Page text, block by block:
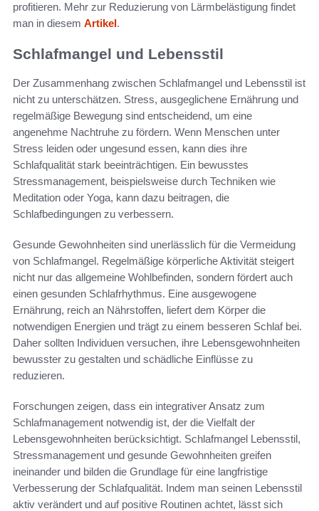
profitieren. Mehr zur Reduzierung von Lärmbelästigung findet
man in diesem Artikel .
Schlafmangel und Lebensstil
Der Zusammenhang zwischen Schlafmangel und Lebensstil ist
nicht zu unterschätzen. Stress, ausgeglichene Ernährung und
regelmäßige Bewegung sind entscheidend, um eine
angenehme Nachtruhe zu fördern. Wenn Menschen unter
Stress leiden oder ungesund essen, kann dies ihre
Schlafqualität stark beeinträchtigen. Ein bewusstes
Stressmanagement, beispielsweise durch Techniken wie
Meditation oder Yoga, kann dazu beitragen, die
Schlafbedingungen zu verbessern.
Gesunde Gewohnheiten sind unerlässlich für die Vermeidung
von Schlafmangel. Regelmäßige körperliche Aktivität steigert
nicht nur das allgemeine Wohlbefinden, sondern fördert auch
einen gesunden Schlafrhythmus. Eine ausgewogene
Ernährung, reich an Nährstoffen, liefert dem Körper die
notwendigen Energien und trägt zu einem besseren Schlaf bei.
Daher sollten Individuen versuchen, ihre Lebensgewohnheiten
bewusster zu gestalten und schädliche Einflüsse zu
reduzieren.
Forschungen zeigen, dass ein integrativer Ansatz zum
Schlafmanagement notwendig ist, der die Vielfalt der
Lebensgewohnheiten berücksichtigt. Schlafmangel Lebensstil,
Stressmanagement und gesunde Gewohnheiten greifen
ineinander und bilden die Grundlage für eine langfristige
Verbesserung der Schlafqualität. Indem man seinen Lebensstil
aktiv verändert und auf positive Routinen achtet, lässt sich